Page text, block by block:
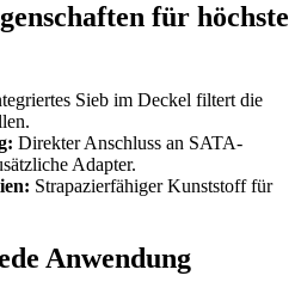
für höchste
Sieb im Deckel filtert die
Direkter Anschluss an SATA-
Adapter.
Strapazierfähiger Kunststoff für
Anwendung